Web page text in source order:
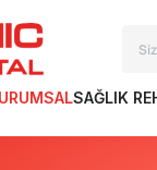
SAĞLIK